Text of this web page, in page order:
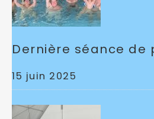
Dernière séance de
15 juin 2025